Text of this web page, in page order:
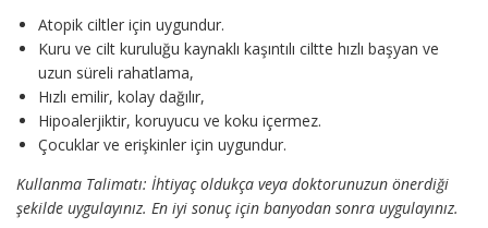
Atopik ciltler için uygundur.
Kuru ve cilt kuruluğu kaynaklı kaşıntılı ciltte hızlı başyan ve
uzun süreli rahatlama,
Hızlı emilir, kolay dağılır,
Hipoalerjiktir, koruyucu ve koku içermez.
Çocuklar ve erişkinler için uygundur.
Kullanma Talimatı: İhtiyaç oldukça veya doktorunuzun önerdiği
şekilde uygulayınız. En iyi sonuç için banyodan sonra uygulayınız.